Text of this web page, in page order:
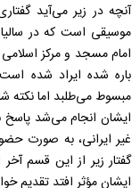
آنچه در زير می‌آيد
امام مسجد و مركز
باره شده ايراد شده
مبسوط می‌طلبد اما نكته
ايشان انجام می‌شد پاسخ
غير ايرانی، به صورت
گفتار زير از اين قسم
ايشان مؤثر افتد تقديم